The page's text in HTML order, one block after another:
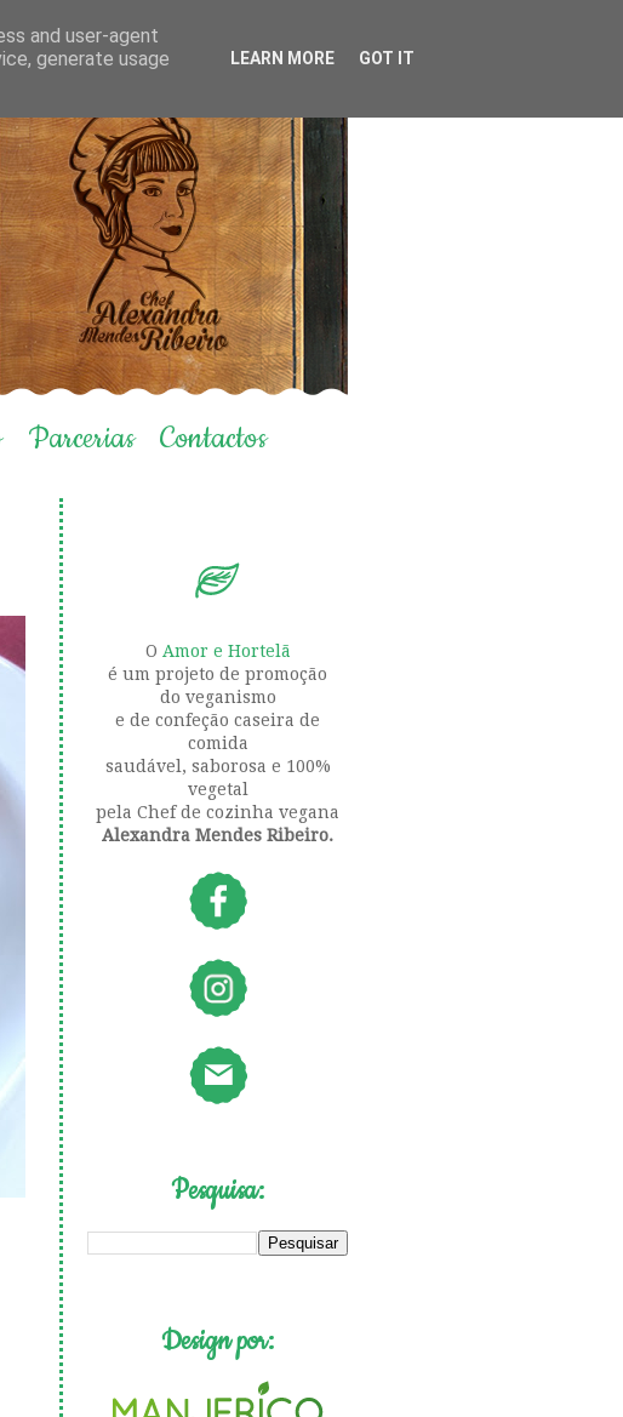
Parcerias Contactos
O Amor e Hortelã
é um projeto de promoção
do veganismo
e de confeção caseira de
comida
saudável, saborosa e 100%
vegetal
pela Chef de cozinha vegana
Alexandra Mendes Ribeiro.
Pesquisa:
Design por:
and user-agent
generate usage
LEARN MORE GOT IT